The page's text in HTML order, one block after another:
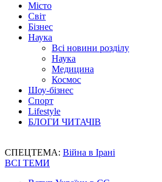
Місто
Світ
Бізнес
Наука
Всі новини розділу
Наука
Медицина
Космос
Шоу-бізнес
Спорт
Lifestyle
БЛОГИ ЧИТАЧІВ
СПЕЦТЕМА: Війна в Ірані
ВСІ ТЕМИ